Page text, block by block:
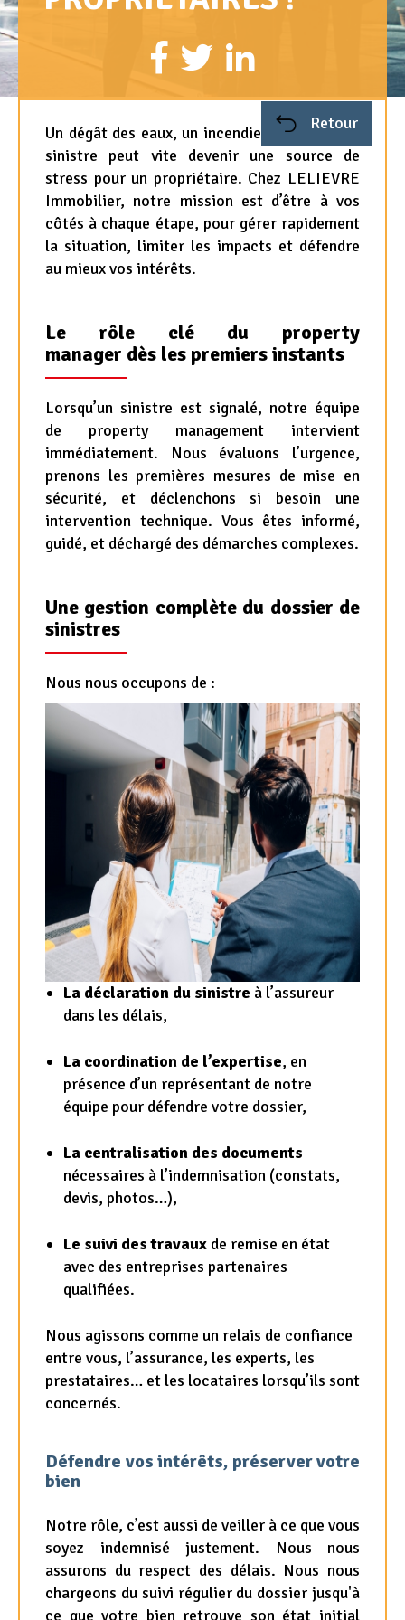
Retour
Un dégât des eaux, un incendie ou tout autre
sinistre peut vite devenir une source de
stress pour un propriétaire. Chez LELIEVRE
Immobilier, notre mission est d’être à vos
côtés à chaque étape, pour gérer rapidement
la situation, limiter les impacts et défendre
au mieux vos intérêts.
Le rôle clé du property
manager dès les premiers instants
Lorsqu’un sinistre est signalé, notre équipe
de property management intervient
immédiatement. Nous évaluons l’urgence,
prenons les premières mesures de mise en
sécurité, et déclenchons si besoin une
intervention technique. Vous êtes informé,
guidé, et déchargé des démarches complexes.
Une gestion complète du dossier de
sinistres
Nous nous occupons de :
La déclaration du sinistre à l’assureur
dans les délais,
La coordination de l’expertise, en
présence d’un représentant de notre
équipe pour défendre votre dossier,
La centralisation des documents
nécessaires à l’indemnisation (constats,
devis, photos…),
Le suivi des travaux de remise en état
avec des entreprises partenaires
qualifiées.
Nous agissons comme un relais de confiance
entre vous, l’assurance, les experts, les
prestataires… et les locataires lorsqu’ils sont
concernés.
Défendre vos intérêts, préserver votre
bien
Notre rôle, c’est aussi de veiller à ce que vous
soyez indemnisé justement. Nous nous
assurons du respect des délais. Nous nous
chargeons du suivi régulier du dossier jusqu'à
ce que votre bien retrouve son état initial